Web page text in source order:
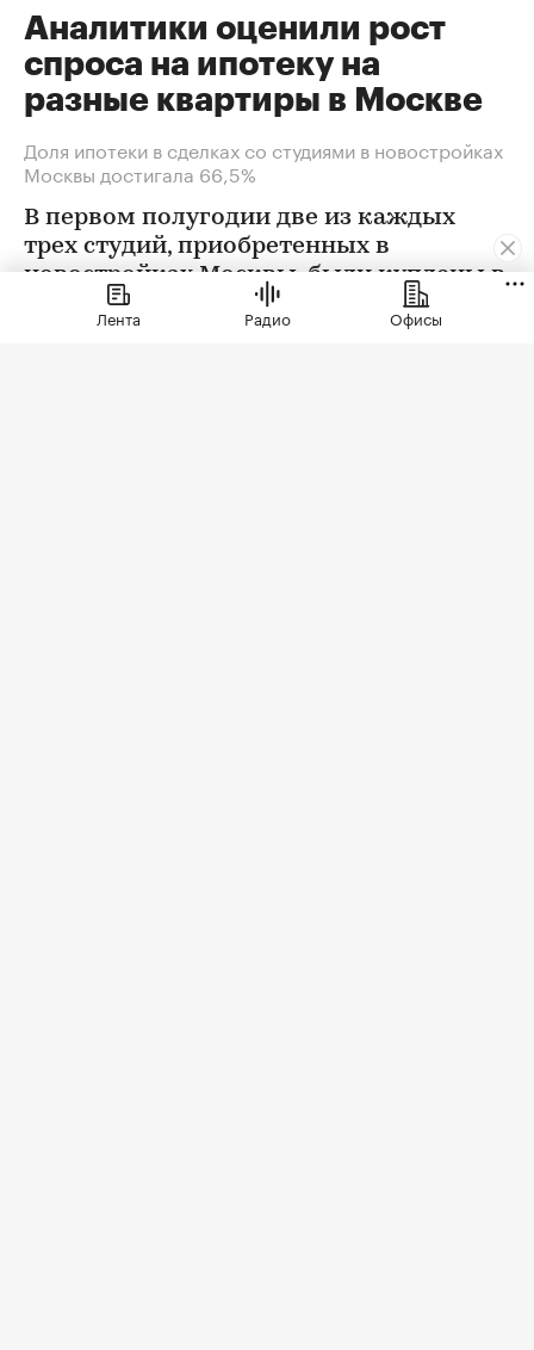
Аналитики оценили рост
спроса на ипотеку на
разные квартиры в Москве
Доля ипотеки в сделках со студиями в новостройках
Москвы достигала 66,5%
В первом полугодии две из каждых
трех студий, приобретенных в
новостройках Москвы, были куплены в
ипотеку. В сегменте трешек ипотечных
сделок менее половины, а среди
Лента Радио Офисы